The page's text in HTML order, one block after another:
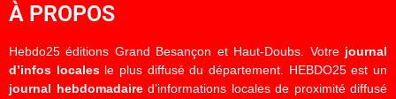
À PROPOS
Hebdo25 éditions Grand Besançon et Haut-Doubs. Votre journal
d’infos localesle plus diffusé du département. HEBDO25 est un
journal hebdomadaired’informations locales de proximité diffusé